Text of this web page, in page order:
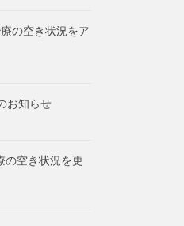
の空き状況をア
お知らせ
の空き状況を更